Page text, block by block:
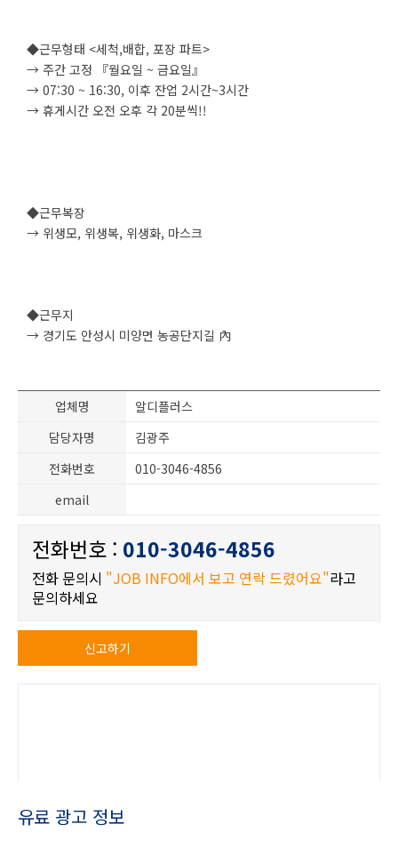
◆근무형태 <세척,배합, 포장 파트>
→ 주간 고정 『월요일 ~ 금요일』
→ 07:30 ~ 16:30, 이후 잔업 2시간~3시간
→ 휴게시간 오전 오후 각 20분씩!!
◆근무복장
→ 위생모, 위생복, 위생화, 마스크
◆근무지
→ 경기도 안성시 미양면 농공단지길 內
업체명
알디플러스
담당자명
김광주
전화번호
010-3046-4856
email
전화번호 : 010-3046-4856
전화 문의시 "JOB INFO에서 보고 연락 드렸어요"라고
문의하세요
신고하기
유료 광고 정보